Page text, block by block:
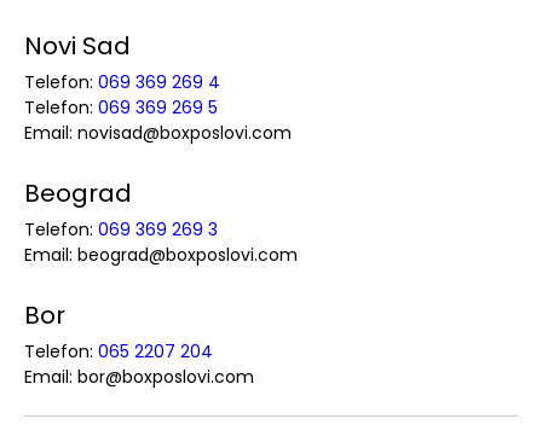
Novi Sad
Telefon: 069 369 269 4
Telefon: 069 369 269 5
Email: novisad@boxposlovi.com
Beograd
Telefon: 069 369 269 3
Email: beograd@boxposlovi.com
Bor
Telefon: 065 2207 204
Email: bor@boxposlovi.com